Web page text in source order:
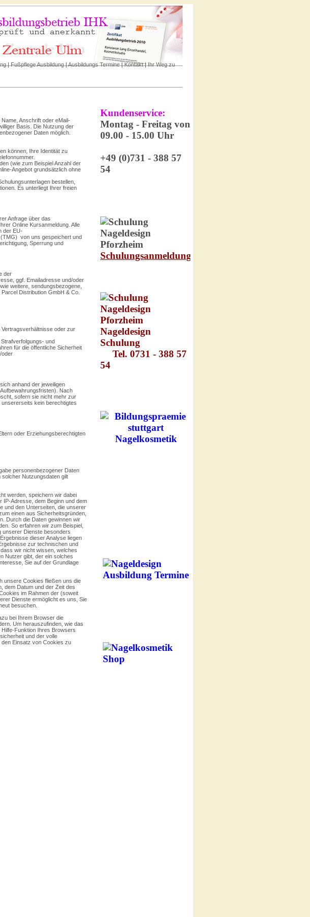
|Fußpflege Ausbildung|Ausbildungs Termine|Kontakt|Ihr Weg zu
Anschrift oder eMail-
Basis. Die Nutzung der
Daten möglich.
können, Ihre Identität zu
(wie zum Beispiel Anzahl der
Angebot grundsätzlich ohne
bestellen,
Es unterliegt Ihrer freien
Anfrage über das
Online Kursanmeldung. Alle
der EU-
von uns gespeichert und
Sperrung und
der
ggf. Emailadresse und/oder
weitere, sendungsbezogene,
Distribution GmbH & Co.
oder zur
und
für die öffentliche Sicherheit
oder
anhand der jeweiligen
Nach
sofern sie nicht mehr zur
kein berechtigtes
oder Erziehungsberechtigten
personenbezogener Daten
solcher Nutzungsdaten gilt
werden, speichern wir dabei
IP-Adresse, dem Beginn und dem
und den Unterseiten, die unserer
einen aus Sicherheitsgründen,
Durch die Daten gewinnen wir
So erfahren wir zum Beispiel,
unserer Dienste besonders
dieser Analyse liegen
zur technischen und
wir nicht wissen, welches
Nutzer gibt, der ein solches
Sie auf der Grundlage
unsere Cookies fließen uns die
dem Datum und der Zeit des
im Rahmen der (soweit
Dienste ermöglicht es uns, Sie
besuchen.
bei Ihrem Browser die
Um herauszufinden, wie das
Funktion Ihres Browsers
und der volle
Einsatz von Cookies zu